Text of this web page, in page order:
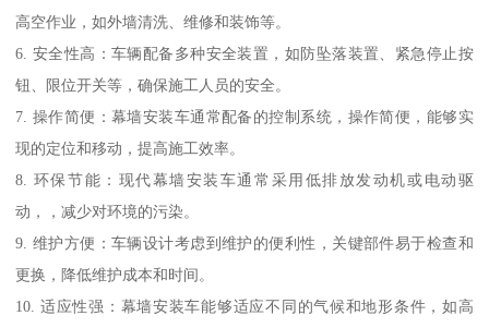
高空作业，如外墙清洗、维修和装饰等。
6. 安全性高：车辆配备多种安全装置，如防坠落装置、紧急停止按
钮、限位开关等，确保施工人员的安全。
7. 操作简便：幕墙安装车通常配备的控制系统，操作简便，能够实
现的定位和移动，提高施工效率。
8. 环保节能：现代幕墙安装车通常采用低排放发动机或电动驱
动，，减少对环境的污染。
9. 维护方便：车辆设计考虑到维护的便利性，关键部件易于检查和
更换，降低维护成本和时间。
10. 适应性强：幕墙安装车能够适应不同的气候和地形条件，如高